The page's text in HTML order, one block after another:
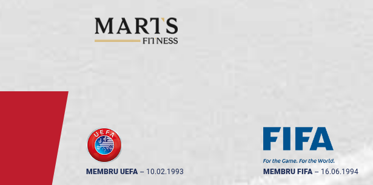
MEMBRU UEFA -- 10.02.1993 MEMBRU FIFA -- 16.06.1994